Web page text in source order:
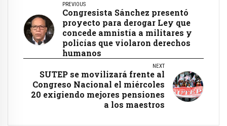
PREVIOUS
Congresista Sánchez presentó
proyecto para derogar Ley que
concede amnistía a militares y
policías que violaron derechos
humanos
NEXT
SUTEP se movilizará frente al
Congreso Nacional el miércoles
20 exigiendo mejores pensiones
a los maestros